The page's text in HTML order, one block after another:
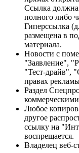
Ссылка должна
полного либо
Гиперссылка
размещена в
материала.
Новости с
"Заявление",
"Тест-драйв",
правах
Раздел
Любое
другое
ссылку на
воспрещается.
Владелец веб-